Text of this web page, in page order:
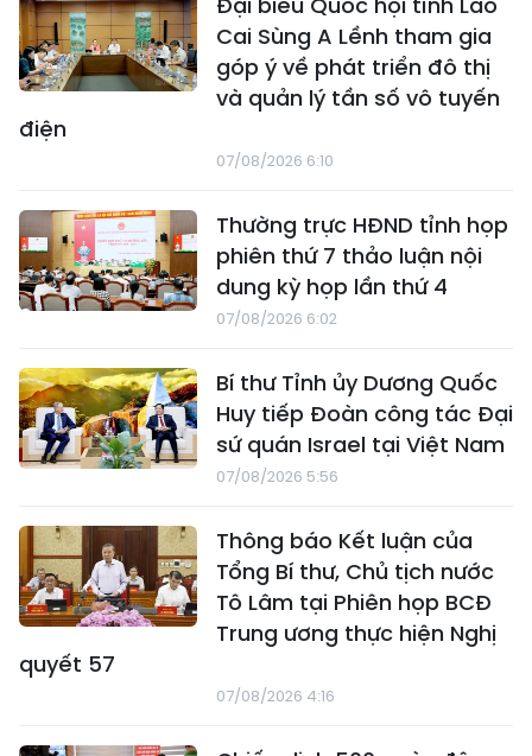
Cai Sùng A Lềnh tham gia
góp ý về phát triển đô thị
và quản lý tần số vô tuyến
điện
07/08/2026 6:10
Thường trực HĐND tỉnh họp
phiên thứ 7 thảo luận nội
dung kỳ họp lần thứ 4
07/08/2026 6:02
Bí thư Tỉnh ủy Dương Quốc
Huy tiếp Đoàn công tác Đại
sứ quán Israel tại Việt Nam
07/08/2026 5:56
Thông báo Kết luận của
Tổng Bí thư, Chủ tịch nước
Tô Lâm tại Phiên họp BCĐ
Trung ương thực hiện Nghị
quyết 57
07/08/2026 4:16